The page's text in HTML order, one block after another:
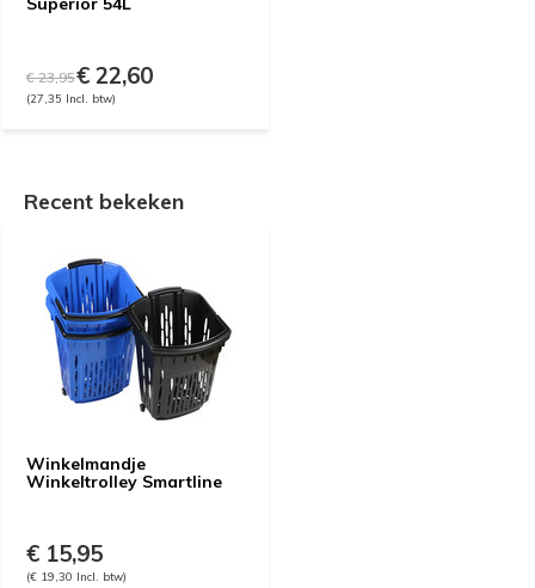
€ 23,95€ 22,60
(27,35 Incl. btw)
Recent bekeken
Winkelmandje
Winkeltrolley Smartline
€ 15,95
(€ 19,30 Incl. btw)